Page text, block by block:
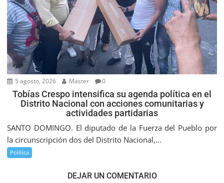
5 agosto, 2026 Master 0
Tobías Crespo intensifica su agenda política en el
Distrito Nacional con acciones comunitarias y
actividades partidarias
SANTO DOMINGO. El diputado de la Fuerza del Pueblo por
la circunscripción dos del Distrito Nacional,...
Política
DEJAR UN COMENTARIO